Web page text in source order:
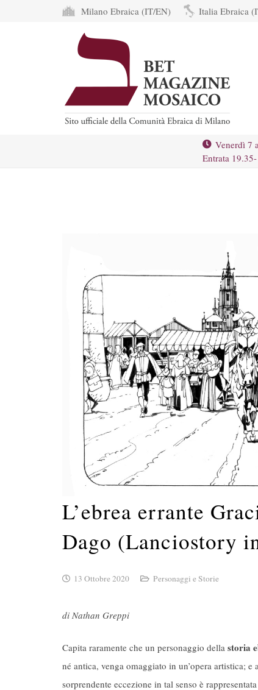
Milano Ebraica (IT/EN) Italia Ebraica
Venerdì 7
Entrata
L’ebrea errante
Dago (Lanciostory
13 Ottobre 2020 Personaggi e Storie
di Nathan Greppi
Capita raramente che un personaggio della storia
né antica, venga omaggiato in un’opera artistica;
sorprendente eccezione in tal senso è